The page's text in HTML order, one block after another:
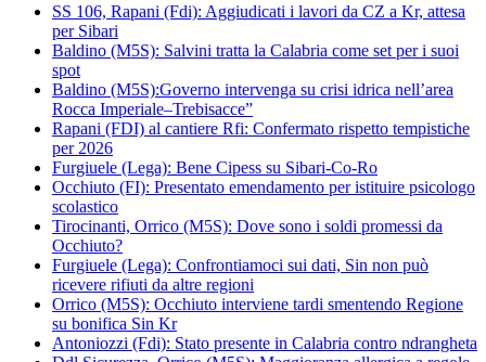
SS 106, Rapani (Fdi): Aggiudicati i lavori da CZ a Kr, attesa
per Sibari
Baldino (M5S): Salvini tratta la Calabria come set per i suoi
spot
Baldino (M5S):Governo intervenga su crisi idrica nell’area
Rocca Imperiale–Trebisacce”
Rapani (FDI) al cantiere Rfi: Confermato rispetto tempistiche
per 2026
Furgiuele (Lega): Bene Cipess su Sibari-Co-Ro
Occhiuto (FI): Presentato emendamento per istituire psicologo
scolastico
Tirocinanti, Orrico (M5S): Dove sono i soldi promessi da
Occhiuto?
Furgiuele (Lega): Confrontiamoci sui dati, Sin non può
ricevere rifiuti da altre regioni
Orrico (M5S): Occhiuto interviene tardi smentendo Regione
su bonifica Sin Kr
Antoniozzi (Fdi): Stato presente in Calabria contro ndrangheta